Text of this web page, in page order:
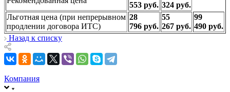
553 руб. 324 руб.
Льготная цена (при непрерывном
продлении договора ИТС)
28
796 руб.
55
267 руб.
99
490 руб.
Назад к списку
Компания